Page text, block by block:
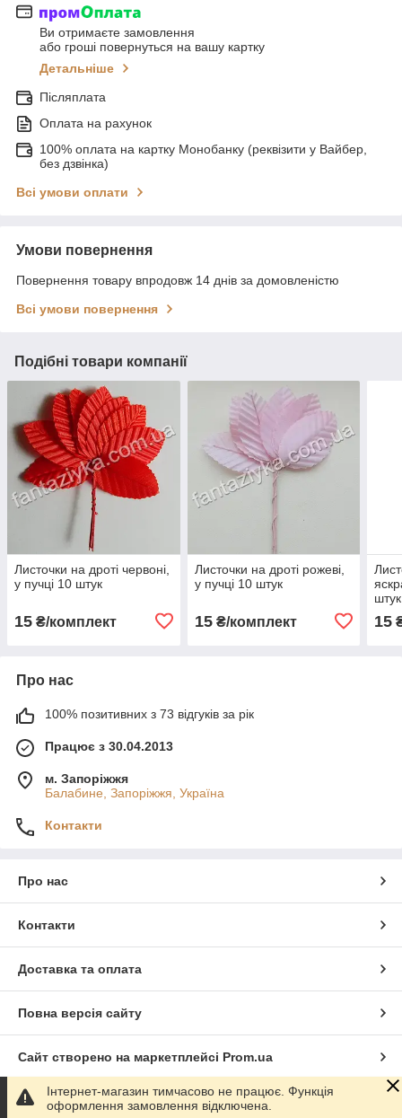
Ви отримаєте замовлення
або гроші повернуться на вашу картку
Детальніше
Післяплата
Оплата на рахунок
100% оплата на картку Монобанку (реквізити у Вайбер,
без дзвінка)
Всі умови оплати
Умови повернення
Повернення товару впродовж 14 днів за домовленістю
Всі умови повернення
Подібні товари компанії
Листочки на дроті червоні,
у пучці 10 штук
15 ₴/комплект
Листочки на дроті рожеві,
у пучці 10 штук
15₴/комплект
штук
15
Про нас
100% позитивних з 73 відгуків за рік
Працює з 30.04.2013
м. Запоріжжя
Балабине, Запоріжжя, Україна
Контакти
Про нас
Контакти
Доставка та оплата
Повна версія сайту
Сайт створено на маркетплейсі Prom.ua
Політика конфіденційності
Інтернет-магазин тимчасово не працює. Функція
оформлення замовлення відключена.